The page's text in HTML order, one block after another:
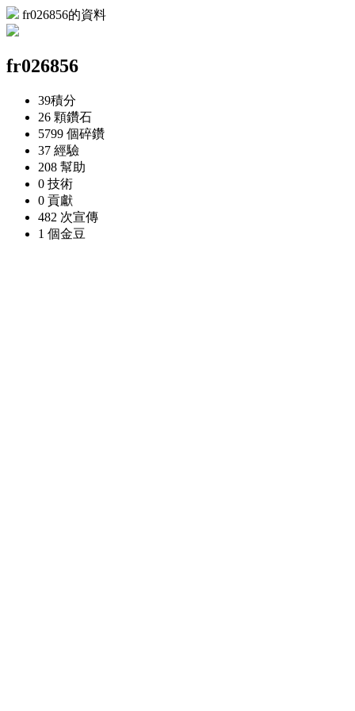
fr026856的資料
fr026856
39積分
26 顆鑽石
5799 個碎鑽
37 經驗
208 幫助
0 技術
0 貢獻
482 次宣傳
1 個金豆